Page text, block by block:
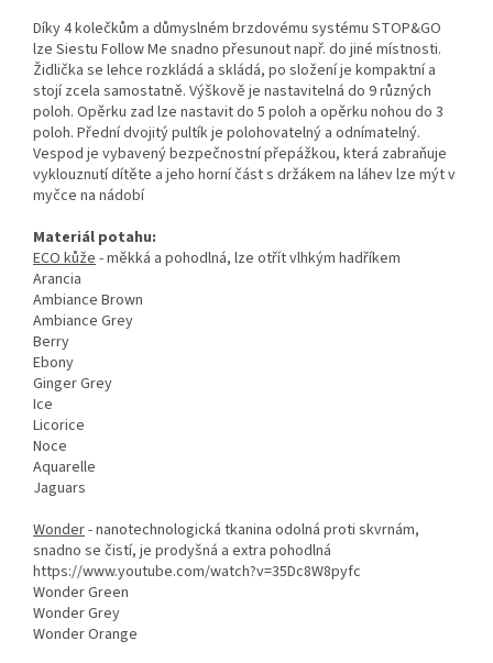
Díky 4 kolečkům a důmyslném brzdovému systému STOP&GO
lze Siestu Follow Me snadno přesunout např. do jiné místnosti.
Židlička se lehce rozkládá a skládá, po složení je kompaktní a
stojí zcela samostatně. Výškově je nastavitelná do 9 různých
poloh. Opěrku zad lze nastavit do 5 poloh a opěrku nohou do 3
poloh. Přední dvojitý pultík je polohovatelný a odnímatelný.
Vespod je vybavený bezpečnostní přepážkou, která zabraňuje
vyklouznutí dítěte a jeho horní část s držákem na láhev lze mýt v
myčce na nádobí
Materiál potahu:
ECO kůže- měkká a pohodlná, lze otřít vlhkým hadříkem
Arancia
Ambiance Brown
Ambiance Grey
Berry
Ebony
Ginger Grey
Ice
Licorice
Noce
Aquarelle
Jaguars
Wonder- nanotechnologická tkanina odolná proti skvrnám,
snadno se čistí, je prodyšná a extra pohodlná
https://www.youtube.com/watch?v=35Dc8W8pyfc
Wonder Green
Wonder Grey
Wonder Orange